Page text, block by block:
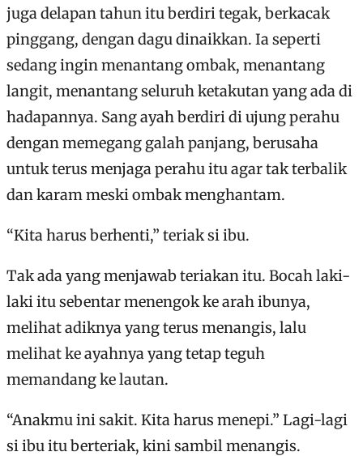
juga delapan tahun itu berdiri tegak, berkacak
pinggang, dengan dagu dinaikkan. Ia seperti
sedang ingin menantang ombak, menantang
langit, menantang seluruh ketakutan yang ada di
hadapannya. Sang ayah berdiri di ujung perahu
dengan memegang galah panjang, berusaha
untuk terus menjaga perahu itu agar tak terbalik
dan karam meski ombak menghantam.
“Kita harus berhenti,” teriak si ibu.
Tak ada yang menjawab teriakan itu. Bocah laki-
laki itu sebentar menengok ke arah ibunya,
melihat adiknya yang terus menangis, lalu
melihat ke ayahnya yang tetap teguh
memandang ke lautan.
“Anakmu ini sakit. Kita harus menepi.” Lagi-lagi
si ibu itu berteriak, kini sambil menangis.